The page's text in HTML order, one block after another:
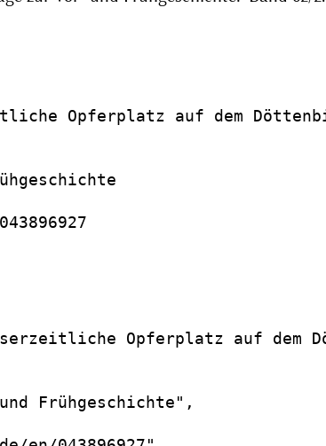
Opferplatz auf dem
Opferplatz auf dem
Frühgeschichte",